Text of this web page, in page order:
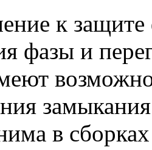
к
фазы и
в